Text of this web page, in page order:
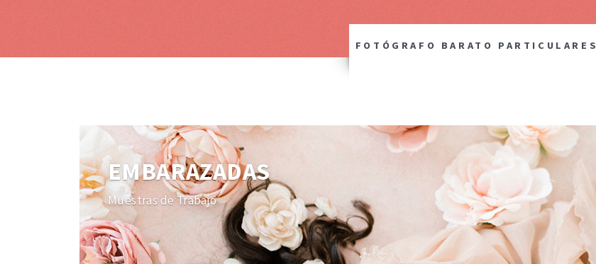
FOTÓGRAFO BARATO PARTICULARES
EMBARAZADAS
Muestras de Trabajo